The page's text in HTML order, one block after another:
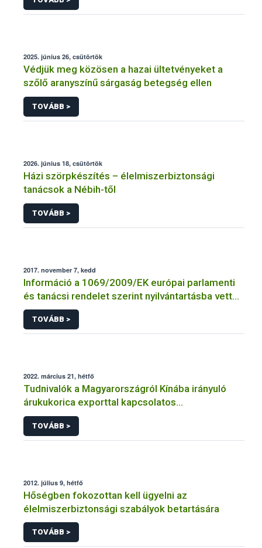
2025. június 26, csütörtök
Védjük meg közösen a hazai ültetvényeket a
szőlő aranyszínű sárgaság betegség ellen
TOVÁBB >
2026. június 18, csütörtök
Házi szörpkészítés – élelmiszerbiztonsági
tanácsok a Nébih-től
TOVÁBB >
2017. november 7, kedd
Információ a 1069/2009/EK európai parlamenti
és tanácsi rendelet szerint nyilvántartásba vett
vagy engedélyezett üzemek jegyzékéhez
TOVÁBB >
2022. március 21, hétfő
Tudnivalók a Magyarországról Kínába irányuló
árukukorica exporttal kapcsolatos
kötelezettségekről
TOVÁBB >
2012. július 9, hétfő
Hőségben fokozottan kell ügyelni az
élelmiszerbiztonsági szabályok betartására
TOVÁBB >